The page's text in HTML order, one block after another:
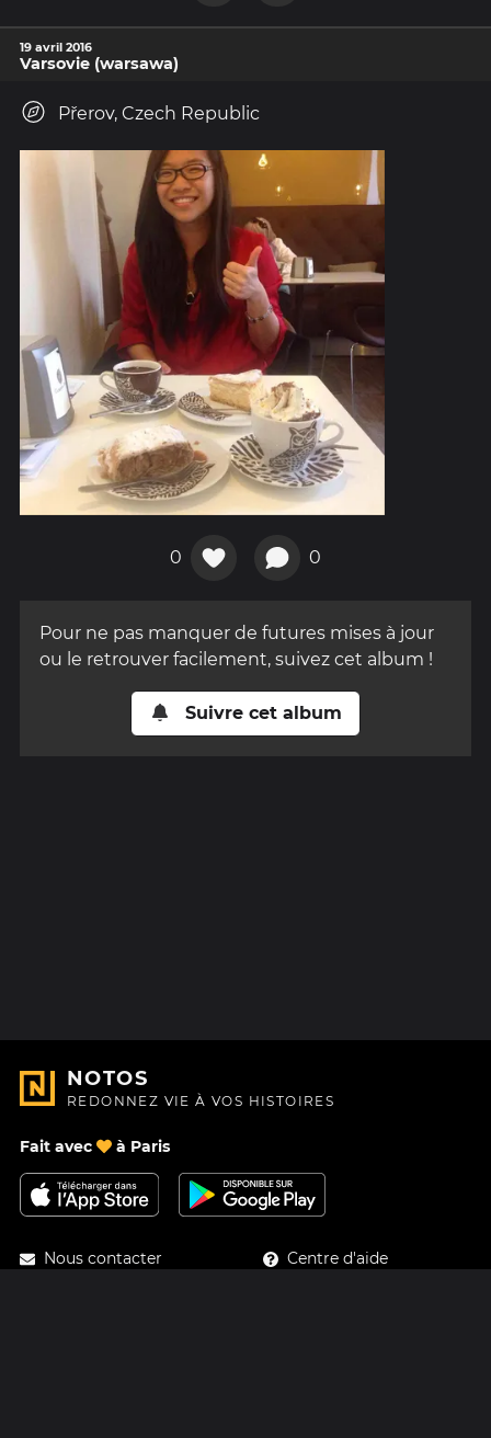
19 avril 2016
Varsovie (warsawa)
Přerov, Czech Republic
0 0
Pour ne pas manquer de futures mises à jour
ou le retrouver facilement, suivez cet album !
Suivre cet album
NOTOS
REDONNEZ VIE À VOS HISTOIRES
Fait avec à Paris
Nous contacter
Centre d'aide